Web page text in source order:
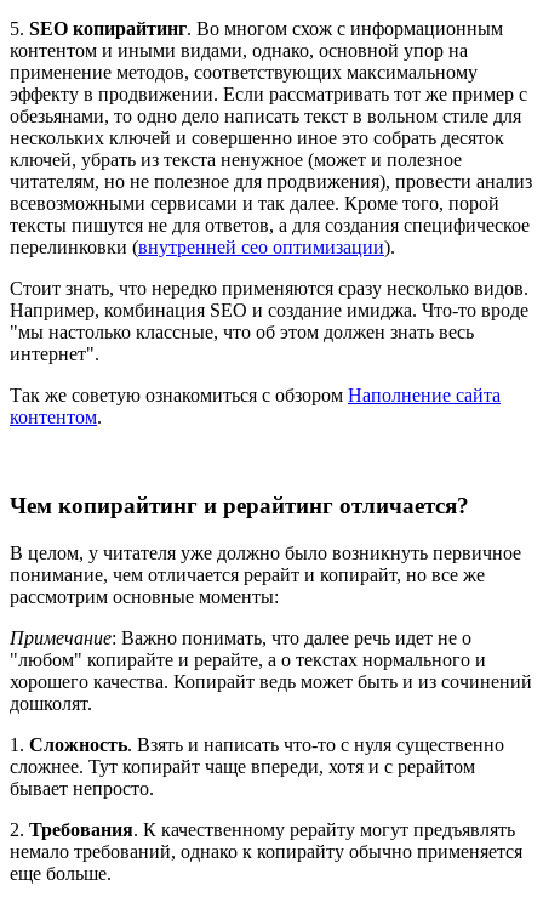
5. SEO копирайтинг. Во многом схож с информационным
контентом и иными видами, однако, основной упор на
применение методов, соответствующих максимальному
эффекту в продвижении. Если рассматривать тот же пример с
обезьянами, то одно дело написать текст в вольном стиле для
нескольких ключей и совершенно иное это собрать десяток
ключей, убрать из текста ненужное (может и полезное
читателям, но не полезное для продвижения), провести анализ
всевозможными сервисами и так далее. Кроме того, порой
тексты пишутся не для ответов, а для создания специфическое
перелинковки (внутренней сео оптимизации).
Стоит знать, что нередко применяются сразу несколько видов.
Например, комбинация SEO и создание имиджа. Что-то вроде
"мы настолько классные, что об этом должен знать весь
интернет".
Так же советую ознакомиться с обзором Наполнение сайта
контентом.
Чем копирайтинг и рерайтинг отличается?
В целом, у читателя уже должно было возникнуть первичное
понимание, чем отличается рерайт и копирайт, но все же
рассмотрим основные моменты:
Примечание: Важно понимать, что далее речь идет не о
"любом" копирайте и рерайте, а о текстах нормального и
хорошего качества. Копирайт ведь может быть и из сочинений
дошколят.
1. Сложность. Взять и написать что-то с нуля существенно
сложнее. Тут копирайт чаще впереди, хотя и с рерайтом
бывает непросто.
2. Требования. К качественному рерайту могут предъявлять
немало требований, однако к копирайту обычно применяется
еще больше.